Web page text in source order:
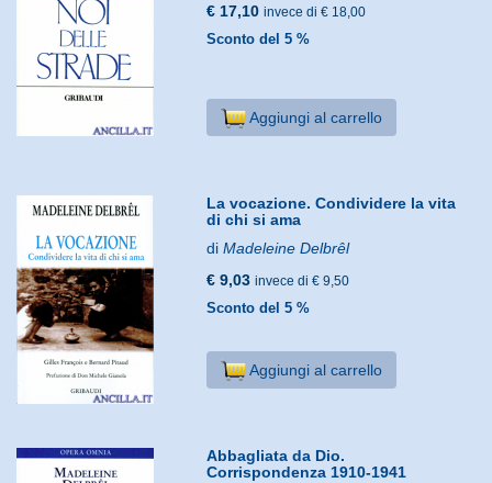
€ 17,10 invece di € 18,00
Sconto del 5 %
Aggiungi al carrello
La vocazione. Condividere la vita
di chi si ama
diMadeleine Delbrêl
€ 9,03 invece di € 9,50
Sconto del 5 %
Aggiungi al carrello
Abbagliata da Dio.
Corrispondenza 1910-1941